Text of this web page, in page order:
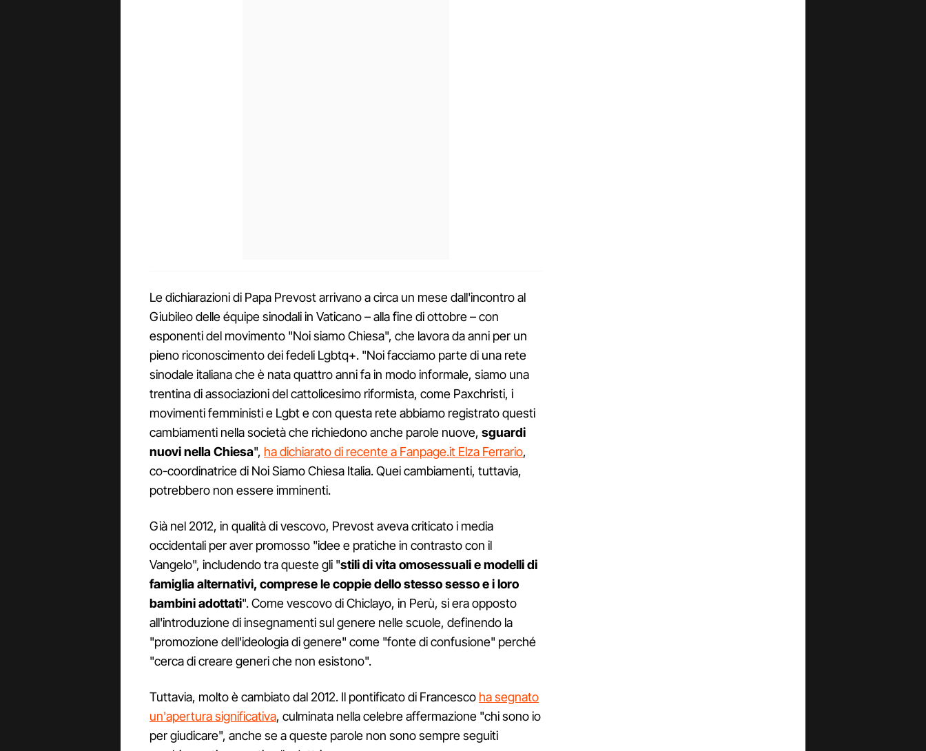
Le dichiarazioni di Papa Prevost arrivano a circa un mese dall'incontro al
Giubileo delle équipe sinodali in Vaticano – alla fine di ottobre – con
esponenti del movimento "Noi siamo Chiesa", che lavora da anni per un
pieno riconoscimento dei fedeli Lgbtq+. "Noi facciamo parte di una rete
sinodale italiana che è nata quattro anni fa in modo informale, siamo una
trentina di associazioni del cattolicesimo riformista, come Paxchristi, i
movimenti femministi e Lgbt e con questa rete abbiamo registrato questi
cambiamenti nella società che richiedono anche parole nuove, sguardi
nuovi nella Chiesa", ha dichiarato di recente a Fanpage.it Elza Ferrario,
co-coordinatrice di Noi Siamo Chiesa Italia. Quei cambiamenti, tuttavia,
potrebbero non essere imminenti.
Già nel 2012, in qualità di vescovo, Prevost aveva criticato i media
occidentali per aver promosso "idee e pratiche in contrasto con il
Vangelo", includendo tra queste gli "stili di vita omosessuali e modelli di
famiglia alternativi, comprese le coppie dello stesso sesso e i loro
bambini adottati". Come vescovo di Chiclayo, in Perù, si era opposto
all'introduzione di insegnamenti sul genere nelle scuole, definendo la
"promozione dell'ideologia di genere" come "fonte di confusione" perché
"cerca di creare generi che non esistono".
Tuttavia, molto è cambiato dal 2012. Il pontificato di Francesco ha segnato
un'apertura significativa, culminata nella celebre affermazione "chi sono io
per giudicare", anche se a queste parole non sono sempre seguiti